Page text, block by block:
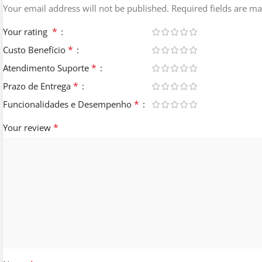
Your email address will not be published. Required fields are
Your rating *
Custo Benefício *
Atendimento Suporte *
Prazo de Entrega *
Funcionalidades e Desempenho *
Your review *